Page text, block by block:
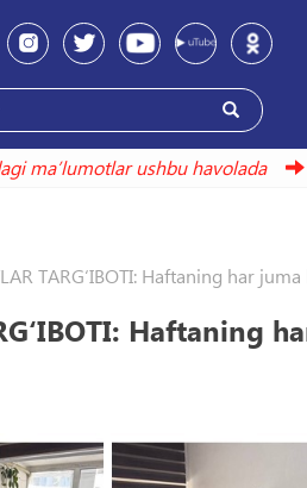
ushbu havolada
TARG‘IBOTI: Haftaning har